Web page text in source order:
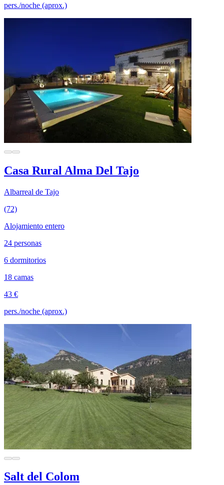
pers./noche (aprox.)
Casa Rural Alma Del Tajo
Albarreal de Tajo
(72)
Alojamiento entero
24 personas
6 dormitorios
18 camas
43 €
pers./noche (aprox.)
Salt del Colom